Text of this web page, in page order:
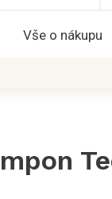
Vše o nákupu